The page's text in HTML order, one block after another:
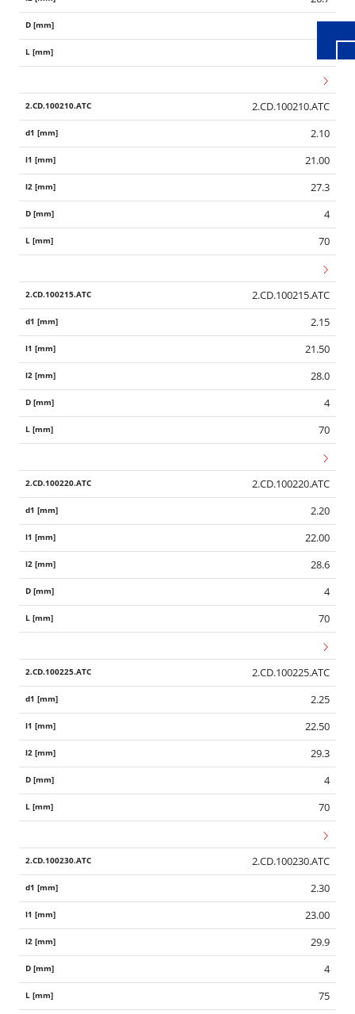
4
2.CD.100210.ATC
2.10
21.00
27.3
4
70
2.CD.100215.ATC
2.15
21.50
28.0
4
70
2.CD.100220.ATC
2.20
22.00
28.6
4
70
2.CD.100225.ATC
2.25
22.50
29.3
4
70
2.CD.100230.ATC
2.30
23.00
29.9
4
75